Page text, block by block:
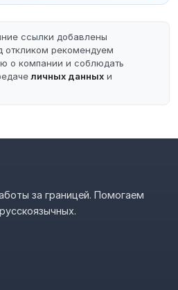
ссылки добавлены
откликом рекомендуем
о компании и соблюдать
личных данных и
за границей. Помогаем